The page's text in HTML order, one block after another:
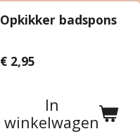
Opkikker badspons
€ 2,95
In
winkelwagen